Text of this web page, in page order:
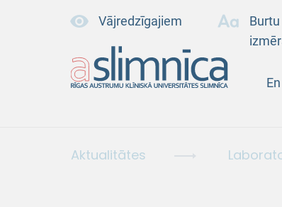
Vājredzīgajiem
Burtu
En
Aktualitātes